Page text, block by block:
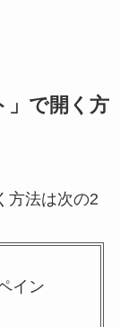
」で開く方
方法は次の2
イン